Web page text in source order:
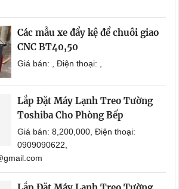
Các mẫu xe đẩy kệ để chuôi giao
CNC BT40,50
Giá bán: , Điện thoại: ,
Lắp Đặt Máy Lạnh Treo Tường
Toshiba Cho Phòng Bếp
Giá bán: 8,200,000, Điện thoại:
0909090622,